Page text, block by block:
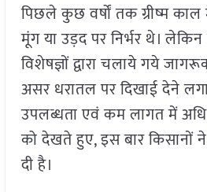
पिछले कुछ वर्षों तक ग्रीष्म
मूंग या उड़द पर निर्भर थे।
विशेषज्ञों द्वारा चलाये गये
असर धरातल पर दिखाई देने
उपलब्धता एवं कम लागत में
को देखते हुए, इस बार किसानों ने
दी है।